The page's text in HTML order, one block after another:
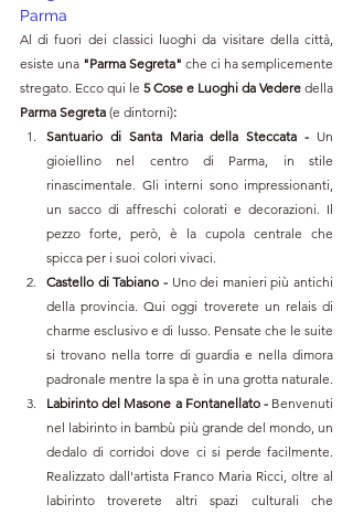
Parma
Al di fuori dei classici luoghi da visitare della città,
esiste una "Parma Segreta" che ci ha semplicemente
stregato. Ecco qui le 5 Cose e Luoghi da Vedere
Parma Segreta (e dintorni):
Santuario di Santa Maria della Steccata - Un
gioiellino nel centro di Parma, in stile
rinascimentale. Gli interni sono impressionanti,
un sacco di affreschi colorati e decorazioni. Il
pezzo forte, però, è la cupola centrale che
spicca per i suoi colori vivaci.
Castello di Tabiano - Uno dei manieri più antichi
della provincia. Qui oggi troverete un relais di
charme esclusivo e di lusso. Pensate che le suite
si trovano nella torre di guardia e nella dimora
Labirinto del Masone a Fontanellato - Benvenuti
nel labirinto in bambù più grande del mondo, un
dedalo di corridoi dove ci si perde facilmente.
Realizzato dall'artista Franco Maria Ricci, oltre al
labirinto troverete altri spazi culturali che